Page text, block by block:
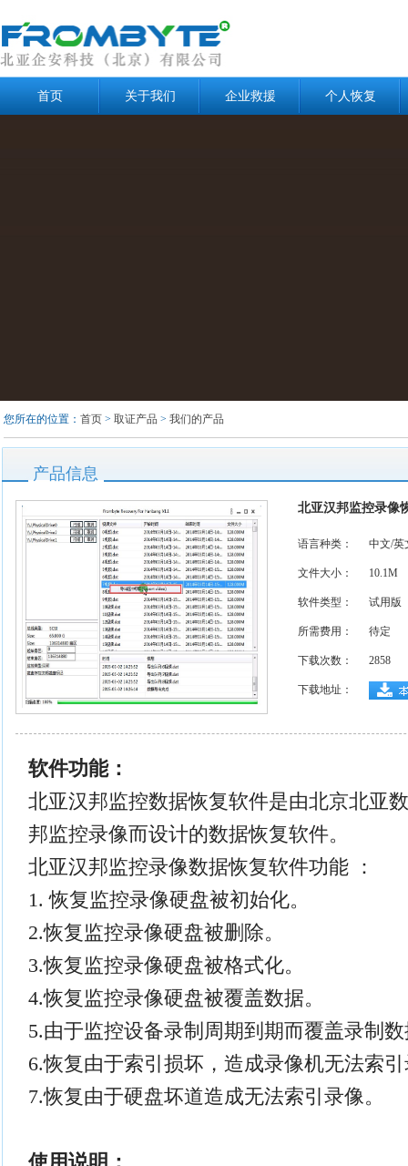
首页 关于我们 企业救援 个人恢复
您所在的位置： 首页> 取证产品 > 我们的产品
产品信息
北亚汉邦监控录像
语言种类： 中文/英
文件大小： 10.1M
软件类型： 试用版
所需费用： 待定
下载次数： 2858
下载地址：
软件功能：
北亚汉邦监控数据恢复软件是由北京北亚
邦监控录像而设计的数据恢复软件。
北亚汉邦监控录像数据恢复软件功能 ：
1. 恢复监控录像硬盘被初始化。
2.恢复监控录像硬盘被删除。
3.恢复监控录像硬盘被格式化。
4.恢复监控录像硬盘被覆盖数据。
5.由于监控设备录制周期到期而覆盖录制
6.恢复由于索引损坏，造成录像机无法索
7.恢复由于硬盘坏道造成无法索引录像。